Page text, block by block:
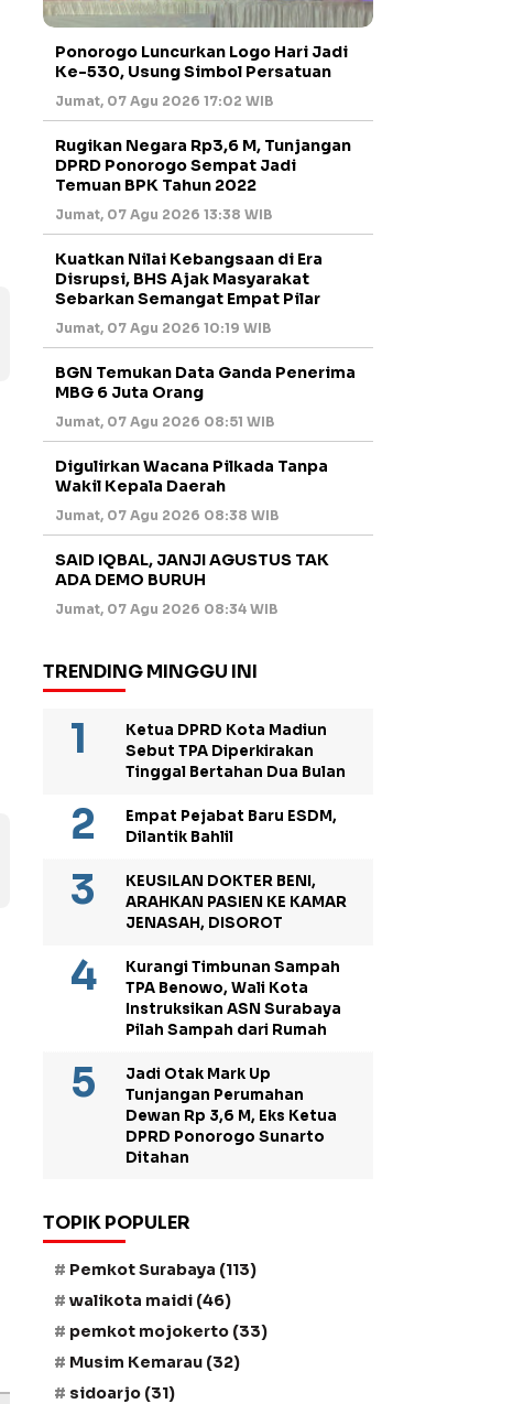
Ponorogo Luncurkan Logo Hari Jadi
Ke-530, Usung Simbol Persatuan
Jumat, 07 Agu 2026 17:02 WIB
Rugikan Negara Rp3,6 M, Tunjangan
DPRD Ponorogo Sempat Jadi
Temuan BPK Tahun 2022
Jumat, 07 Agu 2026 13:38 WIB
Kuatkan Nilai Kebangsaan di Era
Disrupsi, BHS Ajak Masyarakat
Sebarkan Semangat Empat Pilar
Jumat, 07 Agu 2026 10:19 WIB
BGN Temukan Data Ganda Penerima
MBG 6 Juta Orang
Jumat, 07 Agu 2026 08:51 WIB
Digulirkan Wacana Pilkada Tanpa
Wakil Kepala Daerah
Jumat, 07 Agu 2026 08:38 WIB
SAID IQBAL, JANJI AGUSTUS TAK
ADA DEMO BURUH
Jumat, 07 Agu 2026 08:34 WIB
TRENDING MINGGU INI
Ketua DPRD Kota Madiun
Sebut TPA Diperkirakan
Tinggal Bertahan Dua Bulan
Empat Pejabat Baru ESDM,
Dilantik Bahlil
KEUSILAN DOKTER BENI,
ARAHKAN PASIEN KE KAMAR
JENASAH, DISOROT
Kurangi Timbunan Sampah
TPA Benowo, Wali Kota
Instruksikan ASN Surabaya
Pilah Sampah dari Rumah
Jadi Otak Mark Up
Tunjangan Perumahan
Dewan Rp 3,6 M, Eks Ketua
DPRD Ponorogo Sunarto
Ditahan
TOPIK POPULER
Pemkot Surabaya (113)
walikota maidi (46)
pemkot mojokerto (33)
Musim Kemarau (32)
sidoarjo (31)